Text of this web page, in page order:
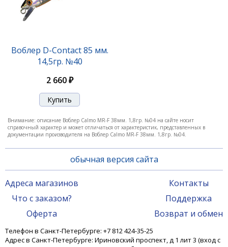
Воблер Calmo MR-F 38мм. 1,8гр. №06
1 750 ₽
Воблер D-Contact 85 мм.
14,5гр. №40
2 660 ₽
Внимание: описание Воблер Calmo MR-F 38мм. 1,8гр. №04 на сайте носит
справочный характер и может отличаться от характеристик, представленных в
документации производителя на Воблер Calmo MR-F 38мм. 1,8гр. №04.
обычная версия сайта
Адреса магазинов
Что с заказом?
Оферта
Контакты
Поддержка
Возврат и обмен
Телефон в Санкт-Петербурге: +7 812 424-35-25
Адрес в Санкт-Петербурге: Ириновский проспект, д 1 лит 3 (вход с